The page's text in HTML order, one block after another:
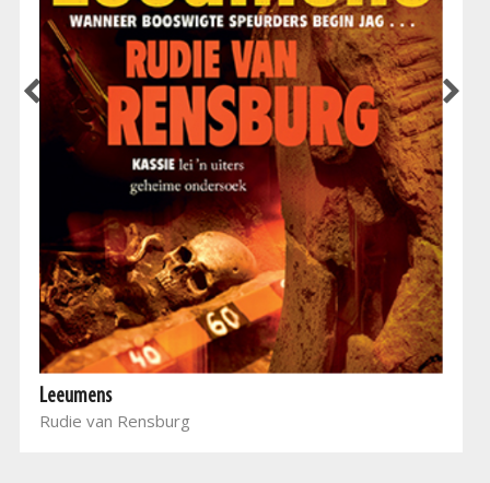
Leeumens
Rudie van Rensburg